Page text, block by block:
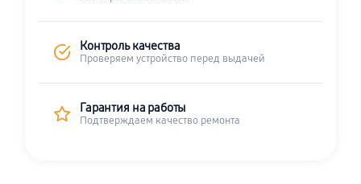
Контроль качества
Проверяем устройство перед выдачей
Гарантия на работы
Подтверждаем качество ремонта